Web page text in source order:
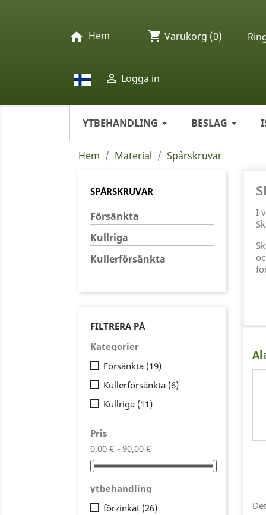
home Hem
 Logga in
shopping_cart Varukorg (0)
YTBEHANDLING BESLAG
Hem Material Spårskruvar
SPÅRSKRUVAR
Försänkta
Kullriga
Kullerförsänkta
FILTRERA PÅ
Kategorier
Försänkta (19)
Kullerförsänkta (6)
Kullriga (11)
Pris
0,00 € - 90,00 €
ytbehandling
förzinkat (26)
I